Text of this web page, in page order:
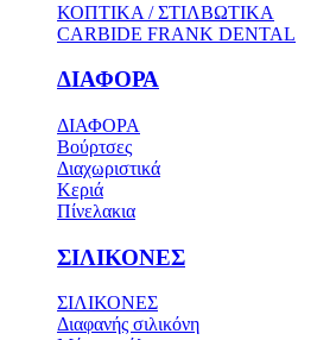
ΚΟΠΤΙΚΑ / ΣΤΙΛΒΩΤΙΚΑ
CARBIDE FRANK DENTAL
ΔΙΑΦΟΡΑ
ΔΙΑΦΟΡΑ
Βούρτσες
Διαχωριστικά
Κεριά
Πίνελακια
ΣΙΛΙΚΟΝΕΣ
ΣΙΛΙΚΟΝΕΣ
Διαφανής σιλικόνη